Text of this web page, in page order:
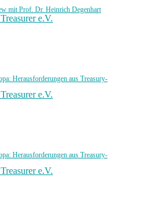
mit Prof. Dr. Heinrich Degenhart
e.V.
Herausforderungen aus Treasury-
e.V.
Herausforderungen aus Treasury-
e.V.